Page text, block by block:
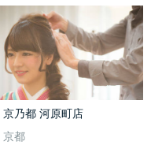
京乃都 河原町店
京都